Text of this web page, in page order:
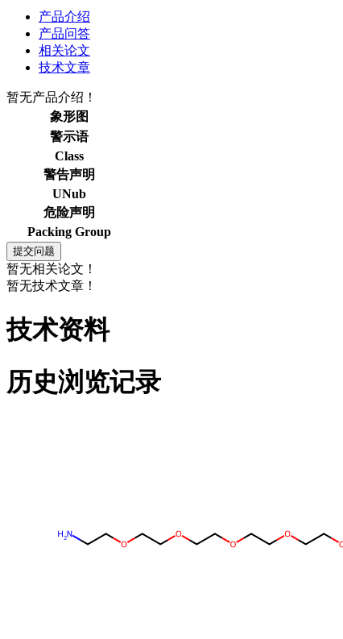
产品介绍
产品问答
相关论文
技术文章
暂无产品介绍！
象形图
警示语
Class
警告声明
UNub
危险声明
Packing Group
暂无相关论文！
暂无技术文章！
技术资料
历史浏览记录